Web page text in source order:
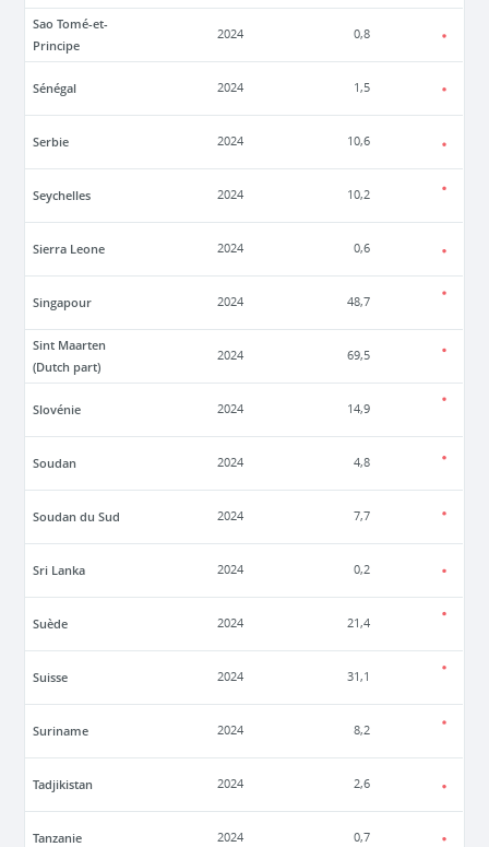
Sao Tomé-et-
Principe
2024 0,8
Sénégal 2024 1,5
Serbie 2024 10,6
Seychelles 2024 10,2
Sierra Leone 2024 0,6
Singapour 2024 48,7
Sint Maarten
(Dutch part)
2024 69,5
Slovénie 2024 14,9
Soudan 2024 4,8
Soudan du Sud 2024 7,7
Sri Lanka 2024 0,2
Suède 2024 21,4
Suisse 2024 31,1
Suriname 2024 8,2
Tadjikistan 2024 2,6
Tanzanie 2024 0,7